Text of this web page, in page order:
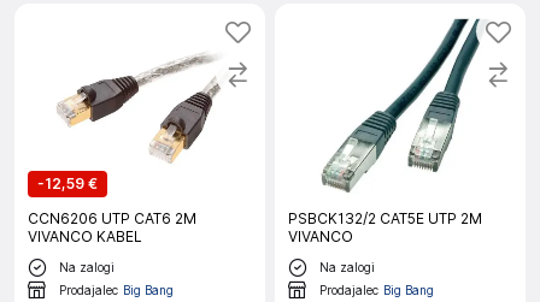
-12,59 €
CCN6206 UTP CAT6 2M
VIVANCO KABEL
Na zalogi
Prodajalec Big Bang
PSBCK132/2 CAT5E UTP 2M
VIVANCO
Na zalogi
Prodajalec Big Bang